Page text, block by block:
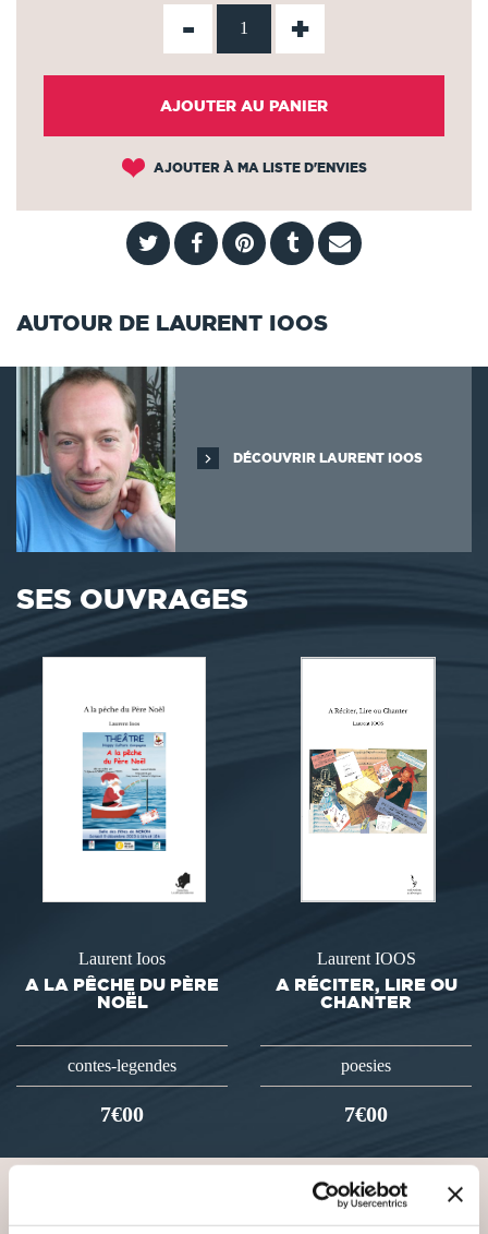
- +
AJOUTER AU PANIER
AJOUTER À MA LISTE D'ENVIES
AUTOUR DE LAURENT IOOS
DÉCOUVRIR LAURENT IOOS
SES OUVRAGES
Laurent Ioos
A LA PÊCHE DU PÈRE
NOËL
contes-legendes
7€00
Laurent IOOS
A RÉCITER, LIRE OU
CHANTER
poesies
7€00